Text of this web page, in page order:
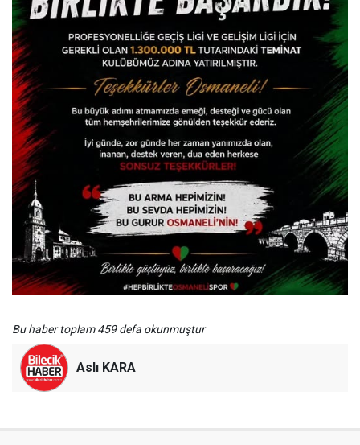
Bu haber toplam 459 defa okunmuştur
Aslı KARA